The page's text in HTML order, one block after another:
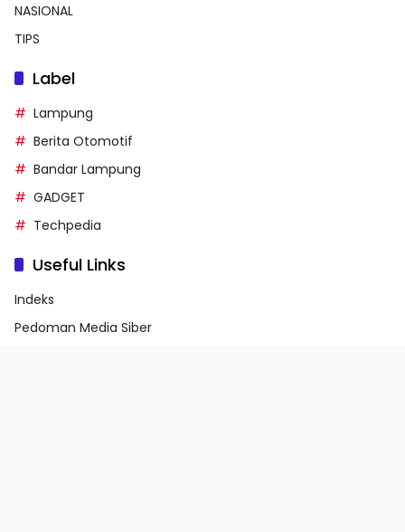
NASIONAL
TIPS
Label
Lampung
Berita Otomotif
Bandar Lampung
GADGET
Techpedia
Useful Links
Indeks
Pedoman Media Siber